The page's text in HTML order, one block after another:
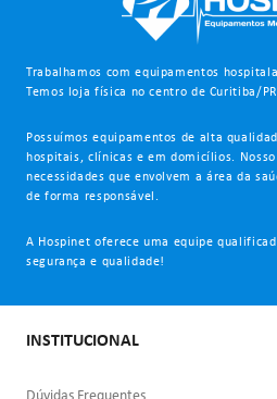
Trabalhamos com equipamentos
Temos loja física no centro de Curitiba/
Possuímos equipamentos de alta
hospitais, clínicas e em domicílios.
necessidades que envolvem a área da
de forma responsável.
A Hospinet oferece uma equipe
segurança e qualidade!
INSTITUCIONAL